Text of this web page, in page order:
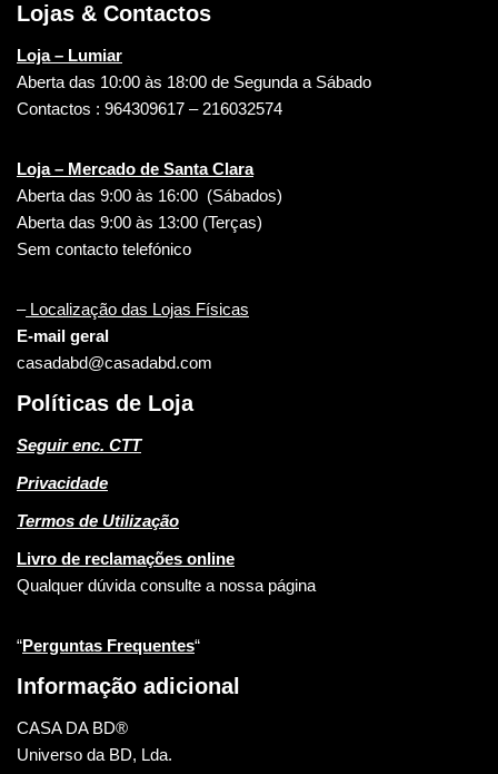
Lojas & Contactos
Loja – Lumiar
Aberta das 10:00 às 18:00 de Segunda a Sábado
Contactos : 964309617 – 216032574
Loja – Mercado de Santa Clara
Aberta das 9:00 às 16:00 (Sábados)
Aberta das 9:00 às 13:00 (Terças)
Sem contacto telefónico
–Localização das Lojas Físicas
E-mail geral
casadabd@casadabd.com
Políticas de Loja
Seguir enc. CTT
Privacidade
Termos de Utilização
Livro de reclamações online
Qualquer dúvida consulte a nossa página
“Perguntas Frequentes“
Informação adicional
CASA DA BD®
Universo da BD, Lda.